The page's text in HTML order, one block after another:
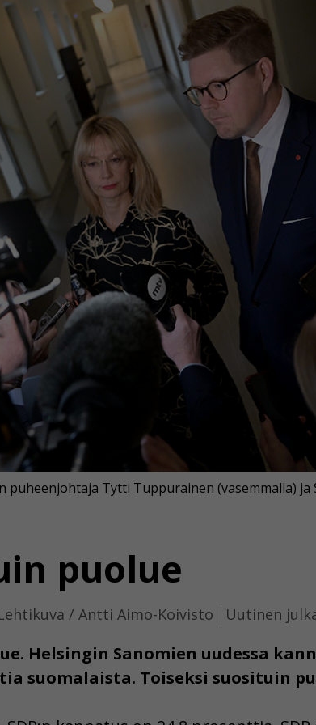
puolue
/ Antti Aimo-Koivisto Uutinen
Helsingin Sanomien uudessa
suomalaista. Toiseksi suosituin
puheenjohtaja Tytti Tuppurainen (vasemmalla)